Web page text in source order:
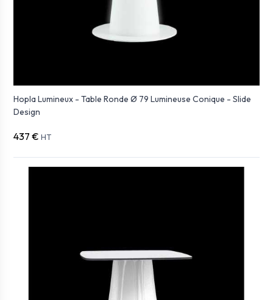
Hopla Lumineux - Table Ronde Ø 79 Lumineuse Conique - Slide
Design
437 € HT